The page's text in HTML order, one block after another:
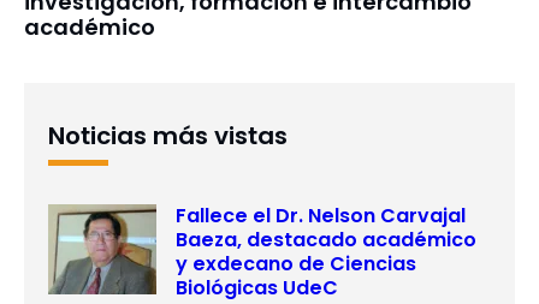
académico
Noticias más vistas
Fallece el Dr. Nelson Carvajal
Baeza, destacado académico
y exdecano de Ciencias
Biológicas UdeC